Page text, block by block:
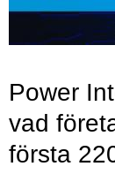
Power
vad
första